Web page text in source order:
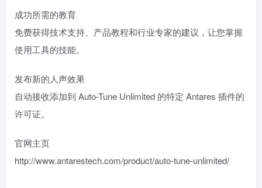
成功所需的教育
免费获得技术支持、产品教程和行业专家的建议，让您掌握
使用工具的技能。
发布新的人声效果
自动接收添加到 Auto-Tune Unlimited 的特定 Antares 插件的
许可证。
官网主页
http://www.antarestech.com/product/auto-tune-unlimited/